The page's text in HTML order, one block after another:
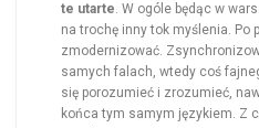
te utarte. W ogóle będąc w
na trochę inny tok myślenia. Po
zmodernizować.
samych falach, wtedy coś
się porozumieć i zrozumieć,
końca tym samym językiem. Z